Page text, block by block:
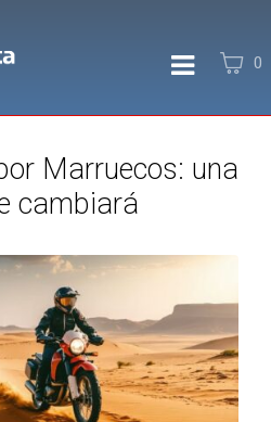
0
Marruecos: una
cambiará